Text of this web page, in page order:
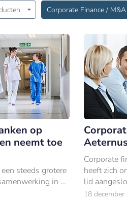
Corporate Finance / M&A
op
neemt toe
steeds grotere
in de
dan
Corporate
heeft zich
lid
wereldwijd
18